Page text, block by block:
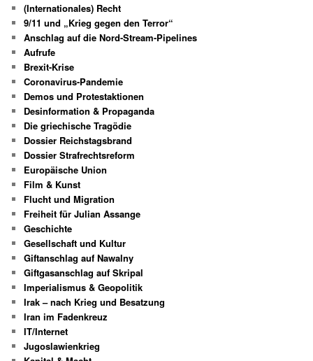
n
(Internationales) Recht
9/11 und „Krieg gegen den Terror“
Anschlag auf die Nord-Stream-Pipelines
Aufrufe
Brexit-Krise
Coronavirus-Pandemie
Demos und Protestaktionen
Desinformation & Propaganda
Die griechische Tragödie
Dossier Reichstagsbrand
Dossier Strafrechtsreform
Europäische Union
Film & Kunst
Flucht und Migration
Freiheit für Julian Assange
Geschichte
Gesellschaft und Kultur
Giftanschlag auf Nawalny
Giftgasanschlag auf Skripal
Imperialismus & Geopolitik
Irak – nach Krieg und Besatzung
Iran im Fadenkreuz
IT/Internet
Jugoslawienkrieg